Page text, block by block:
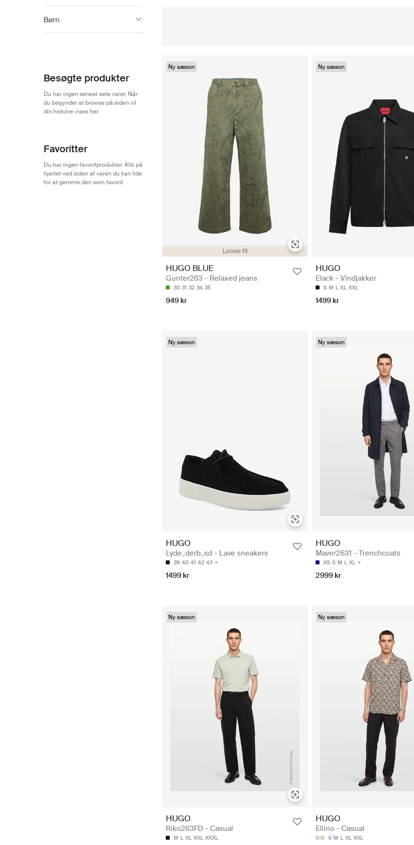
HUGO 569
Børn
Besøgte produkter
Du har ingen senest sete varer. Når
du begynder at browse på siden vil
din historie vises her.
Favoritter
Du har ingen favoritprodukter. Klik på
hjertet ved siden af varen du kan lide
for at gemme den som favorit
Loose fit
Ny sæson
HUGO BLUE
Gunter263 - Relaxed jeans
30 31 32 34 35
949 kr
Ny sæson
HUGO
Elack - Vindjakker
S M L XL XXL
1499 kr
Ny sæson
HUGO
Lyde_derb_sd - Lave sneakers
39 40 41 42 43
1499 kr
Ny sæson
HUGO
Maver2631 - Trenchcoats
XS S M L XL
2999 kr
Ny sæson
HUGO
Riko263FD - Casual
M L XL XXL XXXL
Ny sæson
HUGO
Ellino - Casual
S M L XL XXL